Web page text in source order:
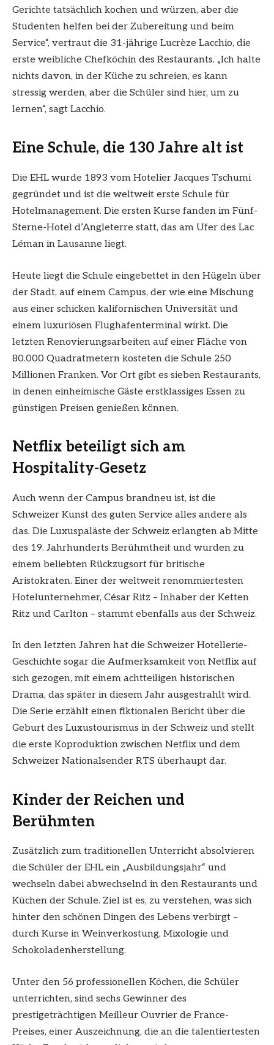
Gerichte tatsächlich kochen und würzen, aber die
Studenten helfen bei der Zubereitung und beim
Service“, vertraut die 31-jährige Lucrèze Lacchio, die
erste weibliche Chefköchin des Restaurants. „Ich halte
nichts davon, in der Küche zu schreien, es kann
stressig werden, aber die Schüler sind hier, um zu
lernen“, sagt Lacchio.
Eine Schule, die 130 Jahre alt ist
Die EHL wurde 1893 vom Hotelier Jacques Tschumi
gegründet und ist die weltweit erste Schule für
Hotelmanagement. Die ersten Kurse fanden im Fünf-
Sterne-Hotel d’Angleterre statt, das am Ufer des Lac
Léman in Lausanne liegt.
Heute liegt die Schule eingebettet in den Hügeln über
der Stadt, auf einem Campus, der wie eine Mischung
aus einer schicken kalifornischen Universität und
einem luxuriösen Flughafenterminal wirkt. Die
letzten Renovierungsarbeiten auf einer Fläche von
80.000 Quadratmetern kosteten die Schule 250
Millionen Franken. Vor Ort gibt es sieben Restaurants,
in denen einheimische Gäste erstklassiges Essen zu
günstigen Preisen genießen können.
Netflix beteiligt sich am
Hospitality-Gesetz
Auch wenn der Campus brandneu ist, ist die
Schweizer Kunst des guten Service alles andere als
das. Die Luxuspaläste der Schweiz erlangten ab Mitte
des 19. Jahrhunderts Berühmtheit und wurden zu
einem beliebten Rückzugsort für britische
Aristokraten. Einer der weltweit renommiertesten
Hotelunternehmer, César Ritz – Inhaber der Ketten
Ritz und Carlton – stammt ebenfalls aus der Schweiz.
In den letzten Jahren hat die Schweizer Hotellerie-
Geschichte sogar die Aufmerksamkeit von Netflix auf
sich gezogen, mit einem achtteiligen historischen
Drama, das später in diesem Jahr ausgestrahlt wird.
Die Serie erzählt einen fiktionalen Bericht über die
Geburt des Luxustourismus in der Schweiz und stellt
die erste Koproduktion zwischen Netflix und dem
Schweizer Nationalsender RTS überhaupt dar.
Kinder der Reichen und
Berühmten
Zusätzlich zum traditionellen Unterricht absolvieren
die Schüler der EHL ein „Ausbildungsjahr“ und
wechseln dabei abwechselnd in den Restaurants und
Küchen der Schule. Ziel ist es, zu verstehen, was sich
hinter den schönen Dingen des Lebens verbirgt –
durch Kurse in Weinverkostung, Mixologie und
Schokoladenherstellung.
Unter den 56 professionellen Köchen, die Schüler
unterrichten, sind sechs Gewinner des
prestigeträchtigen Meilleur Ouvrier de France-
Preises, einer Auszeichnung, die an die talentiertesten